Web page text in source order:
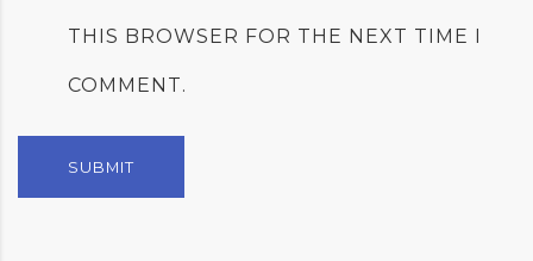
THIS BROWSER FOR THE NEXT TIME I
COMMENT.